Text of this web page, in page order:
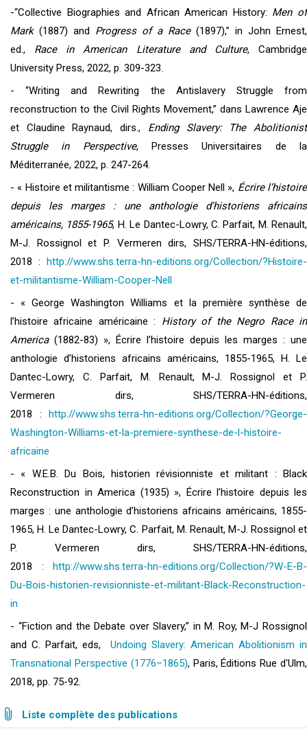
-“Collective Biographies and African American History: Men of
Mark (1887) and Progress of a Race (1897),” in John Ernest,
ed., Race in American Literature and Culture, Cambridge
University Press, 2022, p. 309-323.
- “Writing and Rewriting the Antislavery Struggle from
reconstruction to the Civil Rights Movement,” dans Lawrence Aje
et Claudine Raynaud, dirs., Ending Slavery: The Abolitionist
Struggle in Perspective, Presses Universitaires de la
Méditerranée, 2022, p. 247-264.
- « Histoire et militantisme : William Cooper Nell », Écrire l’histoire
depuis les marges : une anthologie d’historiens africains
américains, 1855-1965, H. Le Dantec-Lowry, C. Parfait, M. Renault,
M-J. Rossignol et P. Vermeren dirs, SHS/TERRA-HN-éditions,
2018 : http://www.shs.terra-hn-editions.org/Collection/?Histoire-
et-militantisme-William-Cooper-Nell
- « George Washington Williams et la première synthèse de
l’histoire africaine américaine : History of the Negro Race in
America(1882-83) », Écrire l’histoire depuis les marges : une
anthologie d’historiens africains américains, 1855-1965, H. Le
Dantec-Lowry, C. Parfait, M. Renault, M-J. Rossignol et P.
Vermeren dirs, SHS/TERRA-HN-éditions,
2018 : http://www.shs.terra-hn-editions.org/Collection/?George-
Washington-Williams-et-la-premiere-synthese-de-l-histoire-
africaine
- « W.E.B. Du Bois, historien révisionniste et militant : Black
Reconstruction in America (1935) », Écrire l’histoire depuis les
marges : une anthologie d’historiens africains américains, 1855-
1965, H. Le Dantec-Lowry, C. Parfait, M. Renault, M-J. Rossignol et
P. Vermeren dirs, SHS/TERRA-HN-éditions,
2018 : http://www.shs.terra-hn-editions.org/Collection/?W-E-B-
Du-Bois-historien-revisionniste-et-militant-Black-Reconstruction-
in
- “Fiction and the Debate over Slavery,” in M. Roy, M-J Rossignol
and C. Parfait, eds, Undoing Slavery: American Abolitionism in
Transnational Perspective (1776–1865), Paris, Éditions Rue d'Ulm,
2018, pp. 75-92.
Liste complète des publications